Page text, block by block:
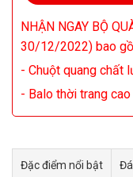
NHẬN NGAY BỘ
30/12/2022) bao
- Chuột quang chất
- Balo thời trang
Đặc điểm nổi bật